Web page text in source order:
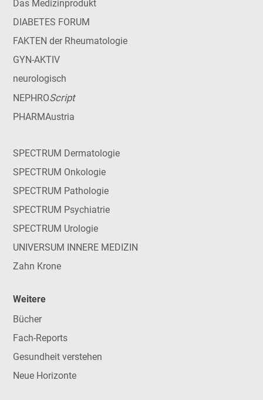
Das Medizinprodukt
DIABETES FORUM
FAKTEN der Rheumatologie
GYN-AKTIV
neurologisch
NEPHROScript
PHARMAustria
SPECTRUM Dermatologie
SPECTRUM Onkologie
SPECTRUM Pathologie
SPECTRUM Psychiatrie
SPECTRUM Urologie
UNIVERSUM INNERE MEDIZIN
Zahn Krone
Weitere
Bücher
Fach-Reports
Gesundheit verstehen
Neue Horizonte